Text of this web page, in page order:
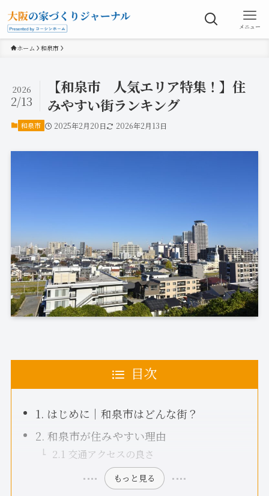
メニュー
ホーム 和泉市
【和泉市 人気エリア特集！】住
みやすい街ランキング
2026
2/13
和泉市 2025年2月20日 2026年2月13日
目次
1. はじめに｜和泉市はどんな街？
2. 和泉市が住みやすい理由
2.1 交通アクセスの良さ
もっと見る